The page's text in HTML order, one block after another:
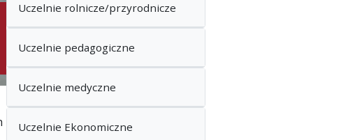
Uczelnie rolnicze/przyrodnicze
Uczelnie pedagogiczne
Uczelnie medyczne
Uczelnie Ekonomiczne